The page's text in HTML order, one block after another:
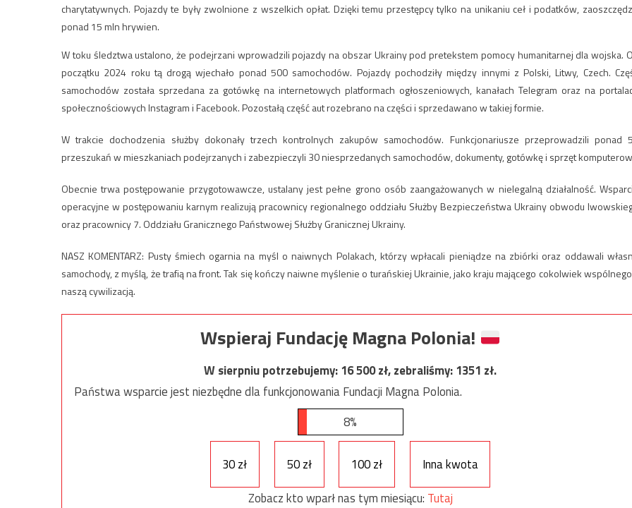
charytatywnych. Pojazdy te były zwolnione z wszelkich opłat. Dzięki temu przestępcy tylko na unikaniu ceł i podatków,
ponad 15 mln hrywien.
W toku śledztwa ustalono, że podejrzani wprowadzili pojazdy na obszar Ukrainy pod pretekstem pomocy humanitarnej dla wojska.
początku 2024 roku tą drogą wjechało ponad 500 samochodów. Pojazdy pochodziły między innymi z Polski, Litwy, Czech.
samochodów została sprzedana za gotówkę na internetowych platformach ogłoszeniowych, kanałach Telegram oraz na
społecznościowych Instagram i Facebook. Pozostałą część aut rozebrano na części i sprzedawano w takiej formie.
W trakcie dochodzenia służby dokonały trzech kontrolnych zakupów samochodów. Funkcjonariusze przeprowadzili ponad
przeszukań w mieszkaniach podejrzanych i zabezpieczyli 30 niesprzedanych samochodów, dokumenty, gotówkę i sprzęt
Obecnie trwa postępowanie przygotowawcze, ustalany jest pełne grono osób zaangażowanych w nielegalną działalność.
operacyjne w postępowaniu karnym realizują pracownicy regionalnego oddziału Służby Bezpieczeństwa Ukrainy obwodu
oraz pracownicy 7. Oddziału Granicznego Państwowej Służby Granicznej Ukrainy.
NASZ KOMENTARZ: Pusty śmiech ogarnia na myśl o naiwnych Polakach, którzy wpłacali pieniądze na zbiórki oraz oddawali
samochody, z myślą, że trafią na front. Tak się kończy naiwne myślenie o turańskiej Ukrainie, jako kraju mającego cokolwiek
naszą cywilizacją.
Wspieraj Fundację Magna Polonia!
W sierpniu potrzebujemy:16 500zł, zebraliśmy:1351 zł.
Państwa wsparcie jest niezbędne dla funkcjonowania Fundacji Magna Polonia.
8%
30 zł 50 zł 100 zł
Inna kwota
Zobacz kto wparł nas tym miesiącu: Tutaj